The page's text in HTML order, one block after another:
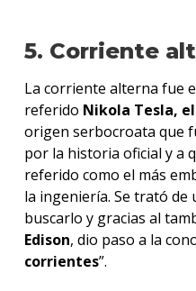
5. Corriente
La corriente alterna fue
referido Nikola Tesla,
origen serbocroata que
por la historia oficial y a
referido como el más
la ingeniería. Se trató de
buscarlo y gracias al
Edison, dio paso a la
corrientes”.